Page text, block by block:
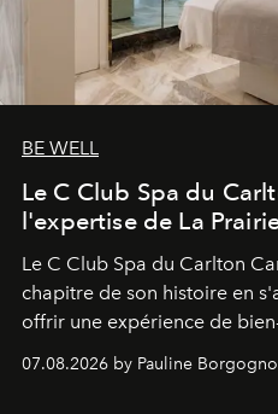
BE WELL
Le C Club Spa du
l'expertise de La
Le C Club Spa du Carlton
chapitre de son histoire en
offrir une expérience de
expertise se rencontrent.
07.08.2026 by Pauline Borgogno